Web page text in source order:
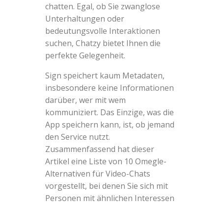
chatten. Egal, ob Sie zwanglose
Unterhaltungen oder
bedeutungsvolle Interaktionen
suchen, Chatzy bietet Ihnen die
perfekte Gelegenheit.
Sign speichert kaum Metadaten,
insbesondere keine Informationen
darüber, wer mit wem
kommuniziert. Das Einzige, was die
App speichern kann, ist, ob jemand
den Service nutzt.
Zusammenfassend hat dieser
Artikel eine Liste von 10 Omegle-
Alternativen für Video-Chats
vorgestellt, bei denen Sie sich mit
Personen mit ähnlichen Interessen